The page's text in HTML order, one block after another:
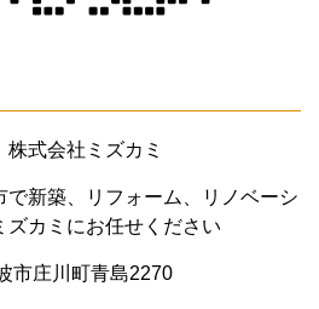
式会社ミズカミ
新築、リフォーム、リノベーシ
ズカミにお任せください
市庄川町青島2270